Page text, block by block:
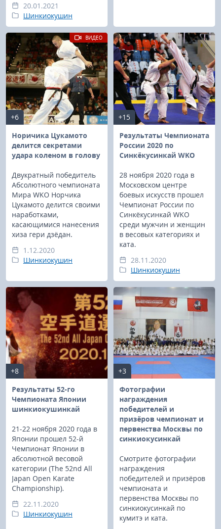
20.01.2021
Шинкиокушин
+6
Норичика Цукамото
делится секретами
удара коленом в голову
Двукратный победитель
Абсолютного чемпионата
Мира WKO Норчика
Цукамото делится своими
наработками,
касающимися нанесения
хиза гери дзёдан.
1.12.2020
Шинкиокушин
ВИДЕО
+15
Результаты Чемпионата
России 2020 по
Синкёкусинкай WKO
28 ноября 2020 года в
Московском центре
боевых искусств прошел
Чемпионат России по
Синкёкусинкай WKO
среди мужчин и женщин
в весовых категориях и
ката.
28.11.2020
Шинкиокушин
+8
Результаты 52-го
Чемпионата Японии
шинкиокушинкай
21-22 ноября 2020 года в
Японии прошел 52-й
Чемпионат Японии в
абсолютной весовой
категории (The 52nd All
Japan Open Karate
Championship).
22.11.2020
Шинкиокушин
+3
Фотографии
награждения
победителей и
призёров чемпионат и
первенства Москвы по
синкиокусинкай
Смотрите фотографии
награждения
победителей и призёров
чемпионата и
первенства Москвы по
синкиокусинкай по
кумитэ и ката.